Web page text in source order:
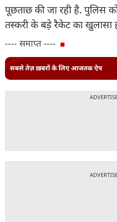
पूछताछ की जा रही है. पुलिस
तस्करी के बड़े रैकेट का खुलासा
---- समाप्त ----
सबसे तेज़ ख़बरों के लिए आजतक ऐप